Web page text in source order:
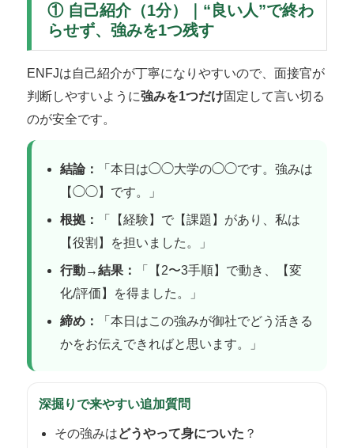
① 自己紹介（1分）｜“良い人”で終わ
らせず、強みを1つ残す
ENFJは自己紹介が丁寧になりやすいので、面接官が
判断しやすいように強みを1つだけ固定して言い切る
のが安全です。
結論：
「本日は◯◯大学の◯◯です。強みは
【◯◯】です。」
根拠：
「【経験】で【課題】があり、私は
【役割】を担いました。」
行動→結果：
「【2〜3手順】で動き、【変
化/評価】を得ました。」
締め：
「本日はこの強みが御社でどう活きる
かをお伝えできればと思います。」
深掘りで来やすい追加質問
その強みはどうやって身についた ？